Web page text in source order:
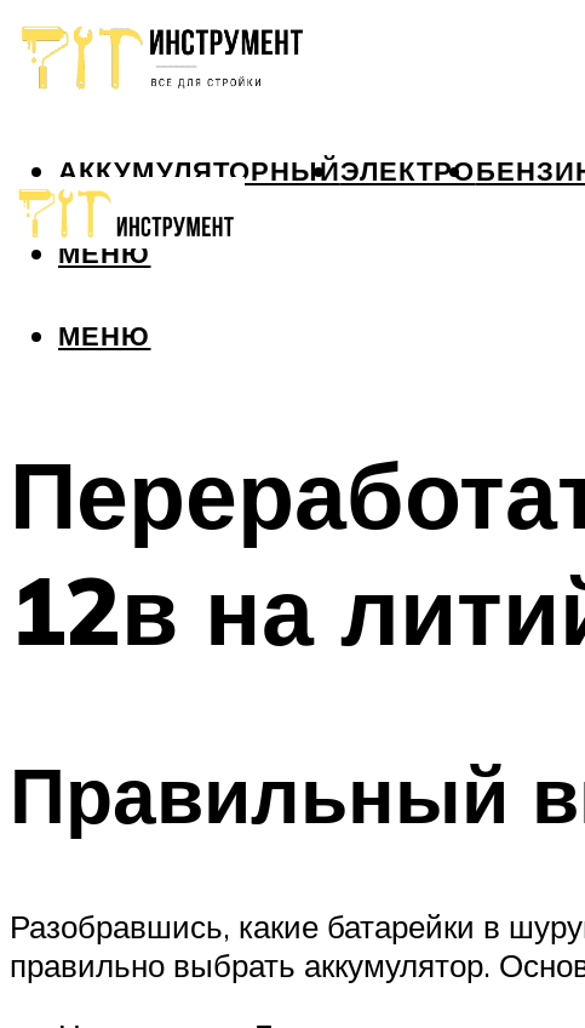
АККУМУЛЯТОРНЫЙЭЛЕКТРО
МЕНЮ
МЕНЮ
12в на
Правильный
Разобравшись, какие батарейки в
правильно выбрать аккумулятор.